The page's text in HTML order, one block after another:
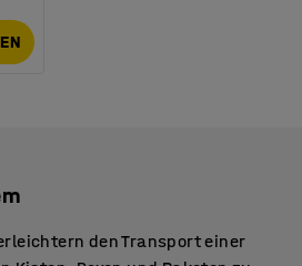
den Transport einer